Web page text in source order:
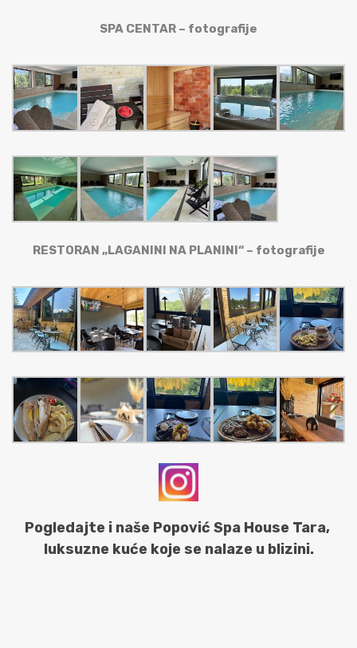
SPA CENTAR – fotografije
RESTORAN „LAGANINI NA PLANINI“ – fotografije
Pogledajte i naše Popović Spa House Tara,
luksuzne kuće koje se nalaze u blizini.